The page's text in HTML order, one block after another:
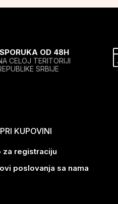
OD 48H
CELOJ TERITORIJI
SRBIJE
KUPOVINI
za registraciju
poslovanja sa nama